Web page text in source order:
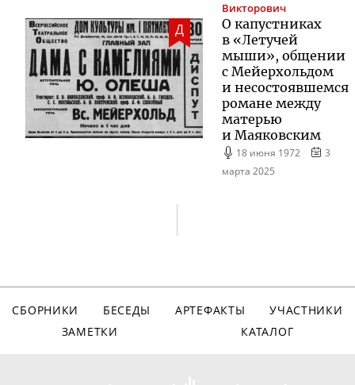
Д
Викторович
О капустниках
в «Летучей
мыши», общении
с Мейерхольдом
и несостоявшемся
романе между
матерью
и Маяковским
18 июня 1972
3
марта 2025
СБОРНИКИ БЕСЕДЫ АРТЕФАКТЫ
УЧАСТНИКИ
ЗАМЕТКИ
КАТАЛОГ